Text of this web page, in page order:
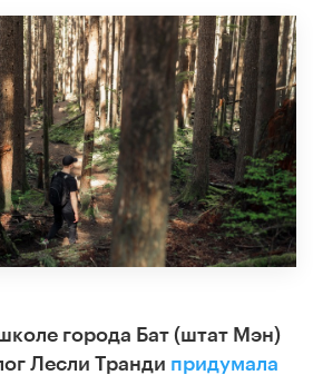
города Бат (штат Мэн)
Лесли Транди придумала